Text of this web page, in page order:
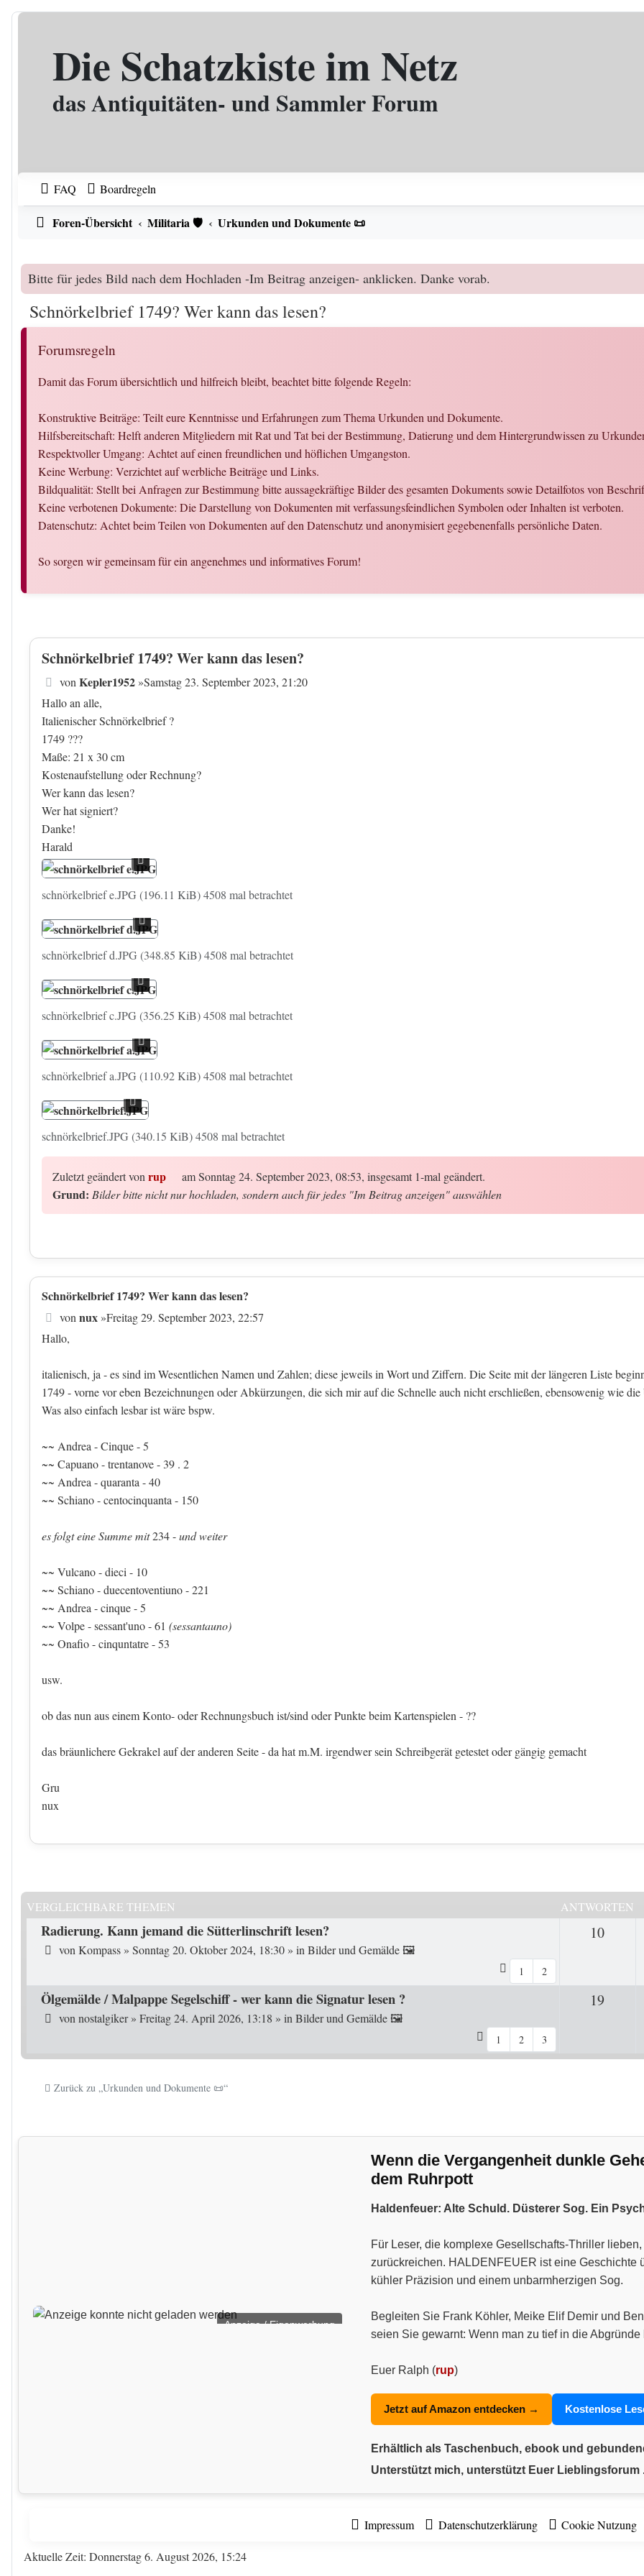
Zum Inhalt
Die Schatzkiste im Netz
das Antiquitäten- und Sammler Forum
FAQ Boardregeln
Foren-Übersicht Militaria 🛡️ Urkunden und Dokumente 📜
Bitte für jedes Bild nach dem Hochladen -Im Beitrag anzeigen- anklicken. Danke vorab.
Schnörkelbrief 1749? Wer kann das lesen?
Forumsregeln
Damit das Forum übersichtlich und hilfreich bleibt, beachtet bitte folgende Regeln:
Konstruktive Beiträge: Teilt eure Kenntnisse und Erfahrungen zum Thema Urkunden und Dokumente.
Hilfsbereitschaft: Helft anderen Mitgliedern mit Rat und Tat bei der Bestimmung, Datierung und dem Hintergrundwissen zu
Respektvoller Umgang: Achtet auf einen freundlichen und höflichen Umgangston.
Keine Werbung: Verzichtet auf werbliche Beiträge und Links.
Bildqualität: Stellt bei Anfragen zur Bestimmung bitte aussagekräftige Bilder des gesamten Dokuments sowie Detailfotos von
Keine verbotenen Dokumente: Die Darstellung von Dokumenten mit verfassungsfeindlichen Symbolen oder Inhalten ist verboten.
Datenschutz: Achtet beim Teilen von Dokumenten auf den Datenschutz und anonymisiert gegebenenfalls persönliche Daten.
So sorgen wir gemeinsam für ein angenehmes und informatives Forum!
Schnörkelbrief 1749? Wer kann das lesen?
Beitrag
von Kepler1952»Samstag 23. September 2023, 21:20
Hallo an alle,
Italienischer Schnörkelbrief ?
1749 ???
Maße: 21 x 30 cm
Kostenaufstellung oder Rechnung?
Wer kann das lesen?
Wer hat signiert?
Danke!
Harald
schnörkelbrief e.JPG (196.11 KiB) 4508 mal betrachtet
schnörkelbrief d.JPG (348.85 KiB) 4508 mal betrachtet
schnörkelbrief c.JPG (356.25 KiB) 4508 mal betrachtet
schnörkelbrief a.JPG (110.92 KiB) 4508 mal betrachtet
schnörkelbrief.JPG (340.15 KiB) 4508 mal betrachtet
Zuletzt geändert von rup am Sonntag 24. September 2023, 08:53, insgesamt 1-mal geändert.
Grund: Bilder bitte nicht nur hochladen, sondern auch für jedes "Im Beitrag anzeigen" auswählen
Schnörkelbrief 1749? Wer kann das lesen?
Beitrag
von nux»Freitag 29. September 2023, 22:57
Hallo,
italienisch, ja - es sind im Wesentlichen Namen und Zahlen; diese jeweils in Wort und Ziffern. Die Seite mit der längeren Liste
1749 - vorne vor eben Bezeichnungen oder Abkürzungen, die sich mir auf die Schnelle auch nicht erschließen, ebensowenig wie
Was also einfach lesbar ist wäre bspw.
~~ Andrea - Cinque - 5
~~ Capuano - trentanove - 39 . 2
~~ Andrea - quaranta - 40
~~ Schiano - centocinquanta - 150
es folgt eine Summe mit234 -und weiter
~~ Vulcano - dieci - 10
~~ Schiano - duecentoventiuno - 221
~~ Andrea - cinque - 5
~~ Volpe - sessant'uno - 61 (sessantauno)
~~ Onafio - cinquntatre - 53
usw.
ob das nun aus einem Konto- oder Rechnungsbuch ist/sind oder Punkte beim Kartenspielen - ??
das bräunlichere Gekrakel auf der anderen Seite - da hat m.M. irgendwer sein Schreibgerät getestet oder gängig gemacht
Gru
nux
VERGLEICHBARE THEMEN ANTWORTEN
Radierung. Kann jemand die Sütterlinschrift lesen?
von Kompass» Sonntag 20. Oktober 2024, 18:30» in Bilder und Gemälde 🖼️
1 2
10
Ölgemälde / Malpappe Segelschiff - wer kann die Signatur lesen ?
von nostalgiker» Freitag 24. April 2026, 13:18 » in Bilder und Gemälde 🖼️
1 2 3
19
Zurück zu „Urkunden und Dokumente 📜“
Anzeige / Eigenwerbung
Wenn die Vergangenheit dunkle
dem Ruhrpott
Haldenfeuer: Alte Schuld. Düsterer Sog. Ein
Für Leser, die komplexe Gesellschafts-Thriller
zurückreichen. HALDENFEUER ist eine Geschichte
kühler Präzision und einem unbarmherzigen Sog.
Begleiten Sie Frank Köhler, Meike Elif Demir und
seien Sie gewarnt: Wenn man zu tief in die
Euer Ralph (rup)
Jetzt auf Amazon entdecken → Kostenlose
Erhältlich als Taschenbuch, ebook und
Unterstützt mich, unterstützt Euer Lieblingsforum
Impressum Datenschutzerklärung Cookie Nutzung
Aktuelle Zeit: Donnerstag 6. August 2026, 15:24